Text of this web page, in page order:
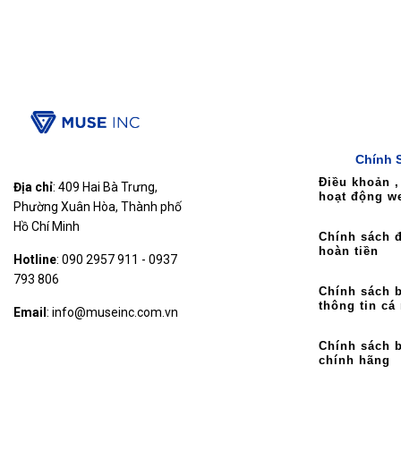
Địa chỉ: 409 Hai Bà Trưng,
Phường Xuân Hòa, Thành phố
Hồ Chí Minh
Hotline: 090 2957 911 - 0937
793 806
Email : info@museinc.com.vn
Chính
Điều khoản
hoạt động
Chính sách
hoàn tiền
Chính sách
thông tin cá
Chính sách
chính hãng